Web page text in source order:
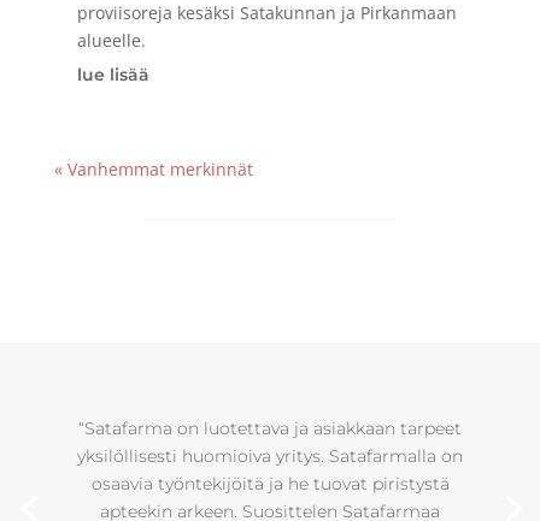
proviisoreja kesäksi Satakunnan ja Pirkanmaan
alueelle.
lue lisää
« Vanhemmat merkinnät